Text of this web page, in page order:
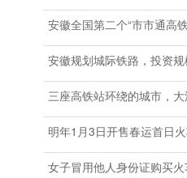
安徽全国第二个“市市通高
安徽规划城际铁路，投资
三座高铁站环绕的城市，
明年1月3日开售春运首日
女子冒用他人身份证购买